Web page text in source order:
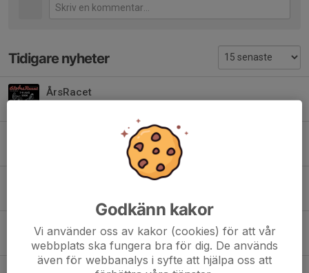
Tidigare nyheter
ÅrsRacet
Cykelinspirationsdag samt Paracykel
INSTÄLLT!!!! Bakluckeloppis,
Midsommar
17 jun, 11:13
Godkänn kakor
Vi använder oss av kakor (cookies) för att vår
webbplats ska fungera bra för dig. De används
även för webbanalys i syfte att hjälpa oss att